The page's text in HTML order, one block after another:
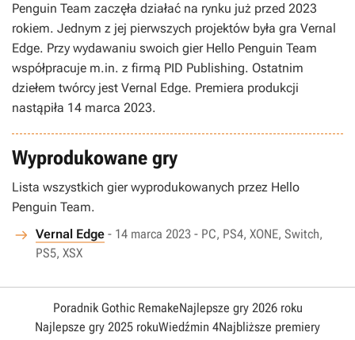
Penguin Team zaczęła działać na rynku już przed 2023
rokiem. Jednym z jej pierwszych projektów była gra Vernal
Edge. Przy wydawaniu swoich gier Hello Penguin Team
współpracuje m.in. z firmą PID Publishing. Ostatnim
dziełem twórcy jest Vernal Edge. Premiera produkcji
nastąpiła 14 marca 2023.
Wyprodukowane gry
Lista wszystkich gier wyprodukowanych przez Hello
Penguin Team.
Vernal Edge - 14 marca 2023 - PC, PS4, XONE, Switch,
PS5, XSX
Poradnik Gothic RemakeNajlepsze gry 2026 roku
Najlepsze gry 2025 rokuWiedźmin 4Najbliższe premiery